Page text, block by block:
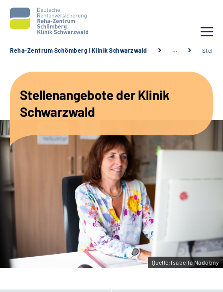
Unsere Angebote
Karriere
Sozialdienste & Zuweisende
Leichte Sprache
Gebärdensprache
Reha-Zentrum Schömberg | Klinik Schwarzwald …
Stellenangebote der Klinik
Schwarzwald
Quelle:Isabella Nadobny